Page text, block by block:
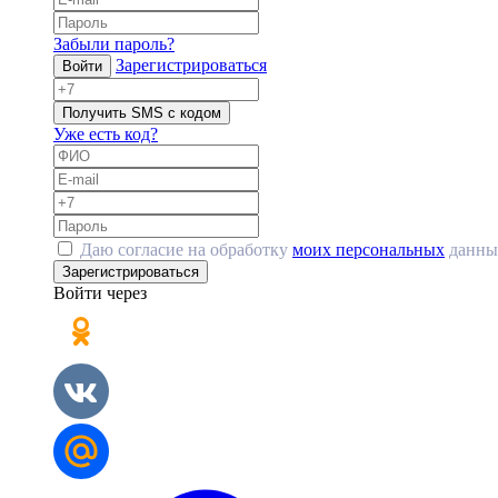
Забыли пароль?
Войти Зарегистрироваться
Получить SMS с кодом
Уже есть код?
Даю согласие на обработку моих персональных
Зарегистрироваться
Войти через